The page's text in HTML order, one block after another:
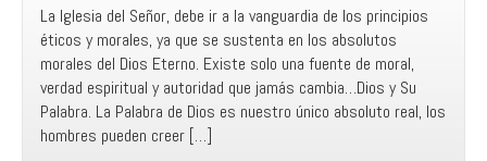
La Iglesia del Señor, debe ir a la vanguardia de los principios
éticos y morales, ya que se sustenta en los absolutos
morales del Dios Eterno. Existe solo una fuente de moral,
verdad espiritual y autoridad que jamás cambia…Dios y Su
Palabra. La Palabra de Dios es nuestro único absoluto real, los
hombres pueden creer […]